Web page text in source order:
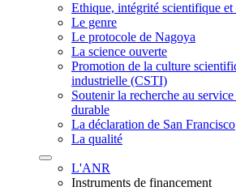
Ethique, intégrité scientifique
Le genre
Le protocole de Nagoya
La science ouverte
Promotion de la culture
industrielle (CSTI)
Soutenir la recherche au
durable
La déclaration de San Francisco
La qualité
L'ANR
Instruments de financement